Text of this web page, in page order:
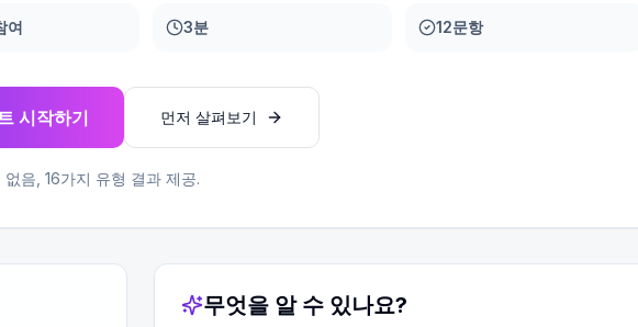
여 3분 12문항
시작하기 먼저 살펴보기
음, 16가지 유형 결과 제공.
무엇을 알 수 있나요?